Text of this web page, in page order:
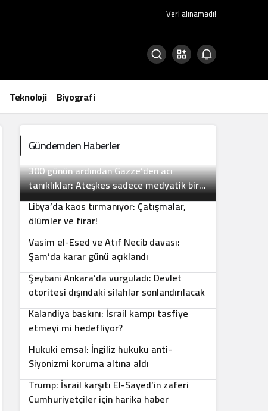
Veri alınamadı!
Teknoloji Biyografi
Gündemden Haberler
300 günün ardından Gazze’den acı
tanıklıklar: Ateşkes sadece medyatik bir
balondan ibaret
2
Libya’da kaos tırmanıyor: Çatışmalar,
ölümler ve firar!
3
Vasim el-Esed ve Atıf Necib davası:
Şam’da karar günü açıklandı
4
Şeybani Ankara’da vurguladı: Devlet
otoritesi dışındaki silahlar sonlandırılacak
5
Kalandiya baskını: İsrail kampı tasfiye
etmeyi mi hedefliyor?
6
Hukuki emsal: İngiliz hukuku anti-
Siyonizmi koruma altına aldı
7
Trump: İsrail karşıtı El-Sayed’in zaferi
Cumhuriyetçiler için harika haber
8